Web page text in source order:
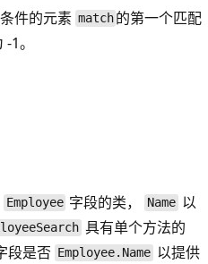
件的元素 match 的第一个匹配
1。
Employee 字段的类， Name以
具有单个方法的
段是否 Employee.Name 以提供